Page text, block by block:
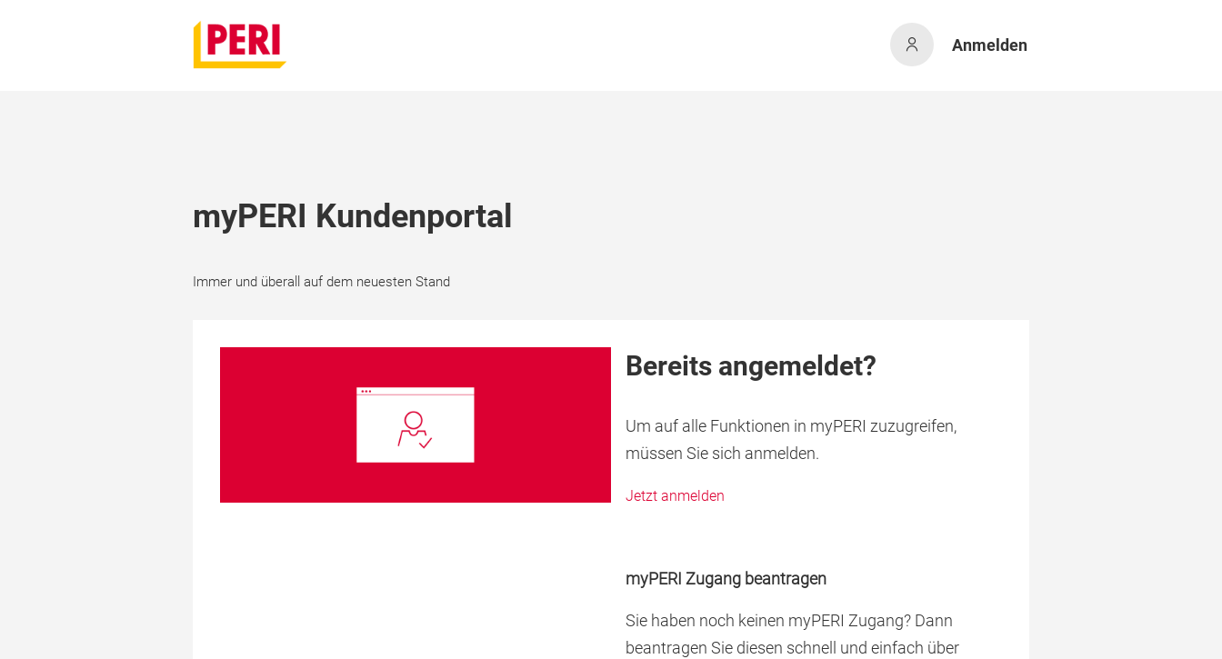
Anmelden
myPERI Kundenportal
Immer und überall auf dem neuesten Stand
Bereits angemeldet?
Um auf alle Funktionen in myPERI zuzugreifen,
müssen Sie sich anmelden.
Jetzt anmelden
myPERI Zugang beantragen
Sie haben noch keinen myPERI Zugang? Dann
beantragen Sie diesen schnell und einfach über